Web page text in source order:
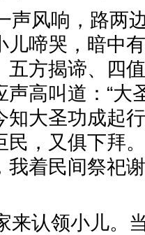
声风响，路两
儿啼哭，暗中
五方揭谛、四
高叫道：“大
大圣功成起
民，又俱下拜
着民间祭祀
来认领小儿。